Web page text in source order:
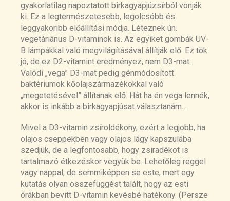
gyakorlatilag napoztatott birkagyapjúzsírból vonják
ki. Ez a legtermészetesebb, legolcsóbb és
leggyakoribb előállítási módja. Léteznek ún.
vegetáriánus D-vitaminok is. Az egyiket gombák UV-
B lámpákkal való megvilágításával állítják elő. Ez tök
jó, de ez D2-vitamint eredményez, nem D3-mat.
Valódi „vega” D3-mat pedig génmódosított
baktériumok kőolajszármazékokkal való
„megetetésével” állítanak elő. Hát ha én vega lennék,
akkor is inkább a birkagyapjúsat választanám…
Mivel a D3-vitamin zsíroldékony, ezért a legjobb, ha
olajos cseppekben vagy olajos lágy kapszulába
szedjük, de a legfontosabb, hogy zsiradékot is
tartalmazó étkezéskor vegyük be. Lehetőleg reggel
vagy nappal, de semmiképpen se este, mert egy
kutatás olyan összefüggést talált, hogy az esti
órákban bevitt D-vitamin kevésbé hatékony. (Persze